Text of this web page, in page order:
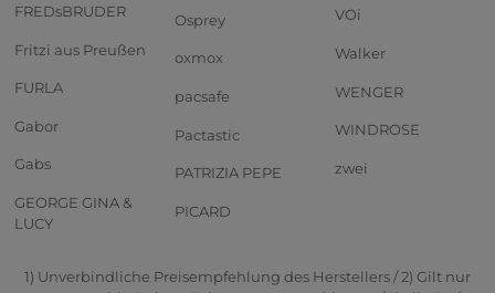
FREDsBRUDER
Fritzi aus Preußen
FURLA
Gabor
Gabs
GEORGE GINA &
LUCY
Osprey
oxmox
pacsafe
Pactastic
PATRIZIA PEPE
PICARD
VOi
Walker
WENGER
WINDROSE
zwei
1) Unverbindliche Preisempfehlung des Herstellers / 2) Gilt nur